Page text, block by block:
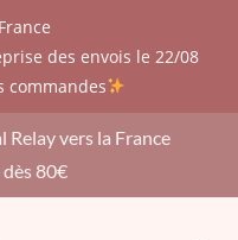
des envois le 22/08
commandes
Relay vers la France
80€